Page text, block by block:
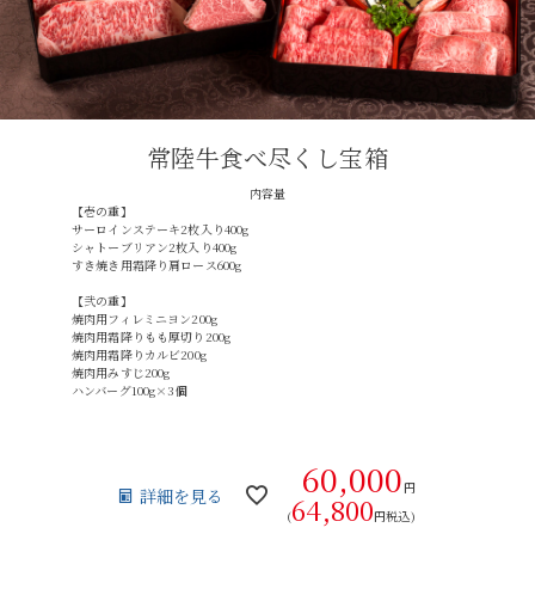
常陸牛食べ尽くし宝箱
内容量
【壱の重】
サーロインステーキ2枚入り400g
シャトーブリアン2枚入り400g
すき焼き用霜降り肩ロース600g
【弐の重】
焼肉用フィレミニヨン200g
焼肉用霜降りもも厚切り200g
焼肉用霜降りカルビ200g
焼肉用みすじ200g
ハンバーグ100g×3個
詳細を見る 60,000 円
(64,800円税込)